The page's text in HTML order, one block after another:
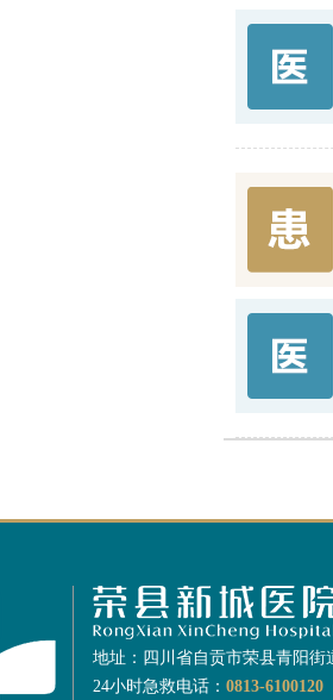
地址：四川省自贡市荣县青阳街
24小时急救电话： 0813-6100120